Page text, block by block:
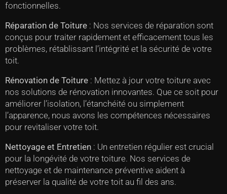
fonctionnelles.
Réparation de Toiture : Nos services de réparation sont
conçus pour traiter rapidement et efficacement tous les
problèmes, rétablissant l’intégrité et la sécurité de votre
toit.
Rénovation de Toiture : Mettez à jour votre toiture avec
nos solutions de rénovation innovantes. Que ce soit pour
améliorer l’isolation, l’étanchéité ou simplement
l’apparence, nous avons les compétences nécessaires
pour revitaliser votre toit.
Nettoyage et Entretien : Un entretien régulier est crucial
pour la longévité de votre toiture. Nos services de
nettoyage et de maintenance préventive aident à
préserver la qualité de votre toit au fil des ans.